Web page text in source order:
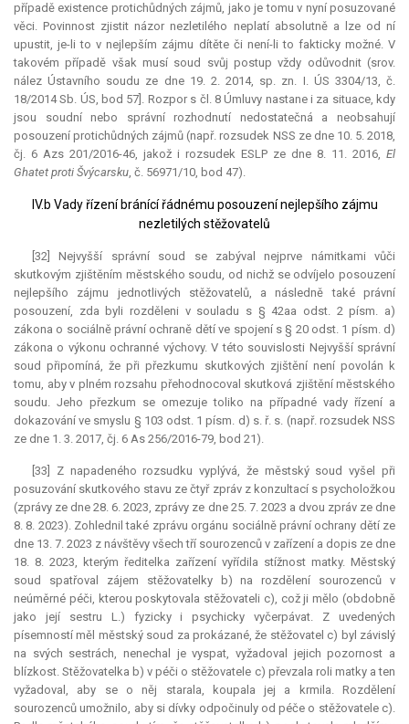
případě existence protichůdných zájmů, jako je tomu v nyní posuzované
věci. Povinnost zjistit názor nezletilého neplatí absolutně a lze od ní
upustit, je-li to v nejlepším zájmu dítěte či není-li to fakticky možné. V
takovém případě však musí soud svůj postup vždy odůvodnit (srov.
nález Ústavního soudu ze dne 19. 2. 2014, sp. zn. I. ÚS 3304/13, č.
18/2014 Sb. ÚS, bod 57]. Rozpor s čl. 8 Úmluvy nastane i za situace, kdy
jsou soudní nebo správní rozhodnutí nedostatečná a neobsahují
posouzení protichůdných zájmů (např. rozsudek NSS ze dne 10. 5. 2018,
čj. 6 Azs 201/2016-46, jakož i rozsudek ESLP ze dne 8. 11. 2016, El
Ghatet proti Švýcarsku, č. 56971/10, bod 47).
IV.b Vady řízení bránící řádnému posouzení nejlepšího zájmu
nezletilých stěžovatelů
[32] Nejvyšší správní soud se zabýval nejprve námitkami vůči
skutkovým zjištěním městského soudu, od nichž se odvíjelo posouzení
nejlepšího zájmu jednotlivých stěžovatelů, a následně také právní
posouzení, zda byli rozděleni v souladu s § 42aa odst. 2 písm. a)
zákona o sociálně právní ochraně dětí ve spojení s § 20 odst. 1 písm. d)
zákona o výkonu ochranné výchovy. V této souvislosti Nejvyšší správní
soud připomíná, že při přezkumu skutkových zjištění není povolán k
tomu, aby v plném rozsahu přehodnocoval skutková zjištění městského
soudu. Jeho přezkum se omezuje toliko na případné vady řízení a
dokazování ve smyslu § 103 odst. 1 písm. d) s. ř. s. (např. rozsudek NSS
ze dne 1. 3. 2017, čj. 6 As 256/2016-79, bod 21).
[33] Z napadeného rozsudku vyplývá, že městský soud vyšel při
posuzování skutkového stavu ze čtyř zpráv z konzultací s psycholožkou
(zprávy ze dne 28. 6. 2023, zprávy ze dne 25. 7. 2023 a dvou zpráv ze dne
8. 8. 2023). Zohlednil také zprávu orgánu sociálně právní ochrany dětí ze
dne 13. 7. 2023 z návštěvy všech tří sourozenců v zařízení a dopis ze dne
18. 8. 2023, kterým ředitelka zařízení vyřídila stížnost matky. Městský
soud spatřoval zájem stěžovatelky b) na rozdělení sourozenců v
neúměrné péči, kterou poskytovala stěžovateli c), což ji mělo (obdobně
jako její sestru L.) fyzicky i psychicky vyčerpávat. Z uvedených
písemností měl městský soud za prokázané, že stěžovatel c) byl závislý
na svých sestrách, nenechal je vyspat, vyžadoval jejich pozornost a
blízkost. Stěžovatelka b) v péči o stěžovatele c) převzala roli matky a ten
vyžadoval, aby se o něj starala, koupala jej a krmila. Rozdělení
sourozenců umožnilo, aby si dívky odpočinuly od péče o stěžovatele c).